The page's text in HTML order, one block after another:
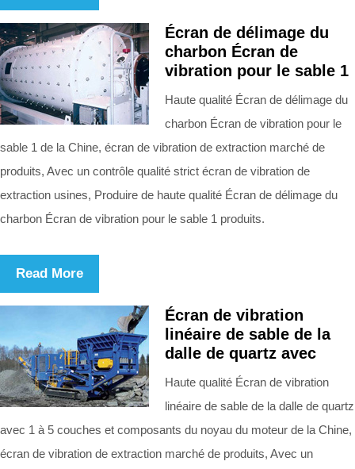
Écran de délimage du
charbon Écran de
vibration pour le sable 1
Haute qualité Écran de délimage du
charbon Écran de vibration pour le
sable 1 de la Chine, écran de vibration de extraction marché de
produits, Avec un contrôle qualité strict écran de vibration de
extraction usines, Produire de haute qualité Écran de délimage du
charbon Écran de vibration pour le sable 1 produits.
Read More
Écran de vibration
linéaire de sable de la
dalle de quartz avec
Haute qualité Écran de vibration
linéaire de sable de la dalle de quartz
avec 1 à 5 couches et composants du noyau du moteur de la Chine,
écran de vibration de extraction marché de produits, Avec un